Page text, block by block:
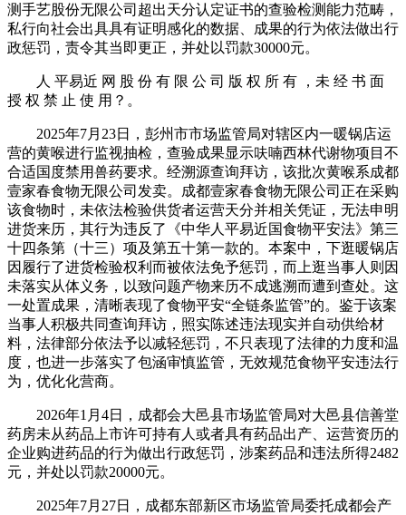
测手艺股份无限公司超出天分认定证书的查验检测能力范畴，
私行向社会出具具有证明感化的数据、成果的行为依法做出行
政惩罚，责令其当即更正，并处以罚款30000元。
人 平易近 网 股 份 有 限 公 司 版 权 所 有 ，未 经 书 面
授 权 禁 止 使 用？。
2025年7月23日，彭州市市场监管局对辖区内一暖锅店运
营的黄喉进行监视抽检，查验成果显示呋喃西林代谢物项目不
合适国度禁用兽药要求。经溯源查询拜访，该批次黄喉系成都
壹家春食物无限公司发卖。成都壹家春食物无限公司正在采购
该食物时，未依法检验供货者运营天分并相关凭证，无法申明
进货来历，其行为违反了《中华人平易近国食物平安法》第三
十四条第（十三）项及第五十第一款的。本案中，下逛暖锅店
因履行了进货检验权利而被依法免予惩罚，而上逛当事人则因
未落实从体义务，以致问题产物来历不成逃溯而遭到查处。这
一处置成果，清晰表现了食物平安“全链条监管”的。鉴于该案
当事人积极共同查询拜访，照实陈述违法现实并自动供给材
料，法律部分依法予以减轻惩罚，不只表现了法律的力度和温
度，也进一步落实了包涵审慎监管，无效规范食物平安违法行
为，优化化营商。
2026年1月4日，成都会大邑县市场监管局对大邑县信善堂
药房未从药品上市许可持有人或者具有药品出产、运营资历的
企业购进药品的行为做出行政惩罚，涉案药品和违法所得2482
元，并处以罚款20000元。
2025年7月27日，成都东部新区市场监管局委托成都会产